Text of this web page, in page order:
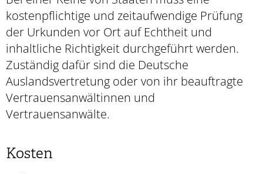
kostenpflichtige und zeitaufwendige Prüfung
der Urkunden vor Ort auf Echtheit und
inhaltliche Richtigkeit durchgeführt werden.
Zuständig dafür sind die Deutsche
Auslandsvertretung oder von ihr beauftragte
Vertrauensanwältinnen und
Vertrauensanwälte.
Kosten